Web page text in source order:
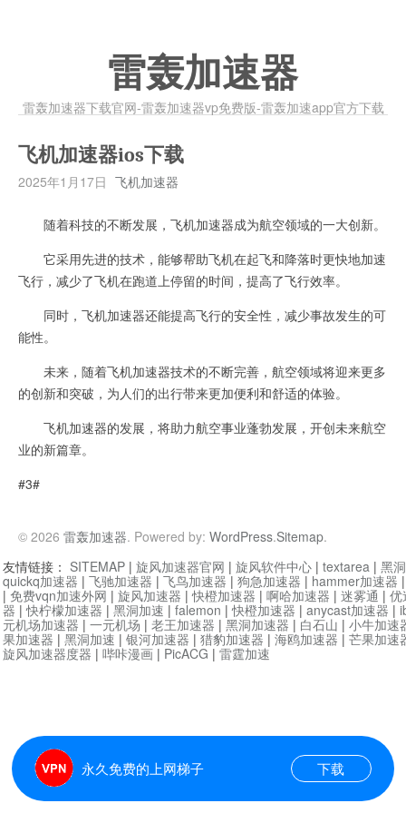
雷轰加速器
雷轰加速器下载官网-雷轰加速器vp免费版-雷轰加速app官方下载
飞机加速器ios下载
2025年1月17日 飞机加速器
随着科技的不断发展，飞机加速器成为航空领域的一大创新。
它采用先进的技术，能够帮助飞机在起飞和降落时更快地加速
飞行，减少了飞机在跑道上停留的时间，提高了飞行效率。
同时，飞机加速器还能提高飞行的安全性，减少事故发生的可
能性。
未来，随着飞机加速器技术的不断完善，航空领域将迎来更多
的创新和突破，为人们的出行带来更加便利和舒适的体验。
飞机加速器的发展，将助力航空事业蓬勃发展，开创未来航空
业的新篇章。
#3#
© 2026 雷轰加速器. Powered by: WordPress.Sitemap.
永久免费的上网梯子 下载
友情链接： SITEMAP | 旋风加速器官网 | 旋风软件中心 | textarea | 黑
quickq加速器 | 飞驰加速器 | 飞鸟加速器 | 狗急加速器 | hammer加速器
| 免费vqn加速外网 | 旋风加速器 |快橙加速器 | 啊哈加速器 | 迷雾通 | 优
器 |快柠檬加速器 | 黑洞加速 | falemon |快橙加速器 | anycast加速器 |
元机场加速器 | 一元机场 | 老王加速器 | 黑洞加速器 | 白石山 | 小牛加速
果加速器 | 黑洞加速 | 银河加速器 | 猎豹加速器 | 海鸥加速器 | 芒果加速
旋风加速器度器 | 哔咔漫画 | PicACG | 雷霆加速